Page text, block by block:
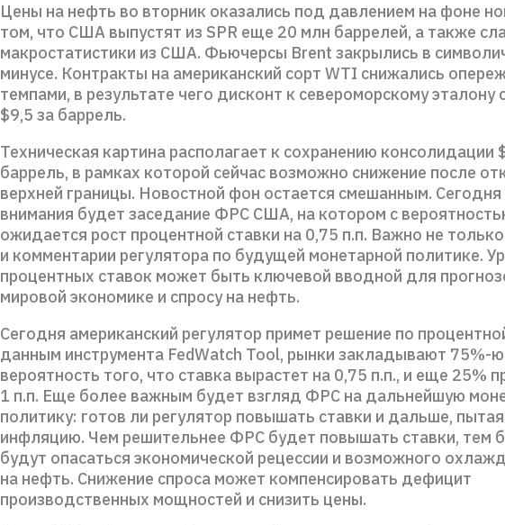
Цены на нефть во вторник оказались под давлением на фоне
том, что США выпустят из SPR еще 20 млн баррелей, а также
макростатистики из США. Фьючерсы Brent закрылись в
минусе. Контракты на американский сорт WTI снижались
темпами, в результате чего дисконт к североморскому эталону
$9,5 за баррель.
Техническая картина располагает к сохранению консолидации
баррель, в рамках которой сейчас возможно снижение после
верхней границы. Новостной фон остается смешанным. Сегодня
внимания будет заседание ФРС США, на котором с
ожидается рост процентной ставки на 0,75 п.п. Важно не
и комментарии регулятора по будущей монетарной политике.
процентных ставок может быть ключевой вводной для
мировой экономике и спросу на нефть.
Сегодня американский регулятор примет решение по
данным инструмента FedWatch Tool, рынки закладывают 75%-ю
вероятность того, что ставка вырастет на 0,75 п.п., и еще 25%
1 п.п. Еще более важным будет взгляд ФРС на дальнейшую
политику: готов ли регулятор повышать ставки и дальше,
инфляцию. Чем решительнее ФРС будет повышать ставки, тем
будут опасаться экономической рецессии и возможного
на нефть. Снижение спроса может компенсировать дефицит
производственных мощностей и снизить цены.